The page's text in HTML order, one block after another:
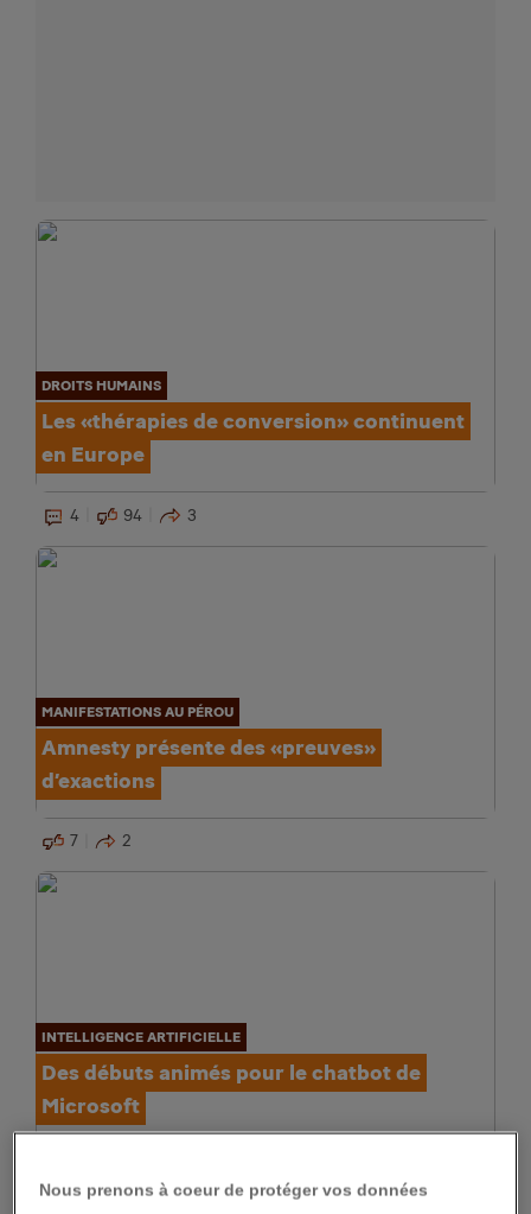
DROITS HUMAINS
Les «thérapies de conversion» continuent
en Europe
4 94 3
MANIFESTATIONS AU PÉROU
Amnesty présente des «preuves»
d’exactions
7 2
INTELLIGENCE ARTIFICIELLE
Des débuts animés pour le chatbot de
Microsoft
Nous prenons à coeur de protéger vos données